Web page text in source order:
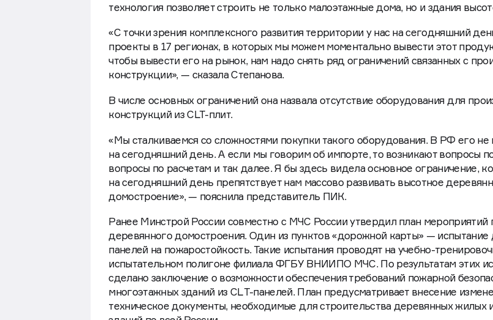
технология позволяет строить не только малоэтажные дома, но и здания
«С точки зрения комплексного развития территории у нас на сегодняшний
проекты в 17 регионах, в которых мы можем моментально вывести этот
чтобы вывести его на рынок, нам надо снять ряд ограничений связанных с
конструкции», — сказала Степанова.
В числе основных ограничений она назвала отсутствие оборудования для
конструкций из CLT-плит.
«Мы сталкиваемся со сложностями покупки такого оборудования. В РФ его не
на сегодняшний день. А если мы говорим об импорте, то возникают вопросы
вопросы по расчетам и так далее. Я бы здесь видела основное ограничение,
на сегодняшний день препятствует нам массово развивать высотное
домостроение», — пояснила представитель ПИК.
Ранее Минстрой России совместно с МЧС России утвердил план мероприятий
деревянного домостроения. Один из пунктов «дорожной карты» — испытание
панелей на пожаростойкость. Такие испытания проводят на учебно-
испытательном полигоне филиала ФГБУ ВНИИПО МЧС. По результатам этих
сделано заключение о возможности обеспечения требований пожарной
многоэтажных зданий из CLТ-панелей. План предусматривает внесение
техническое документы, необходимые для строительства деревянных жилых